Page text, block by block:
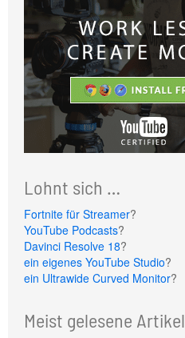
Lohnt sich …
Fortnite für Streamer?
YouTube Podcasts?
Davinci Resolve 18?
ein eigenes YouTube Studio?
ein Ultrawide Curved Monitor?
Meist gelesene Artikel